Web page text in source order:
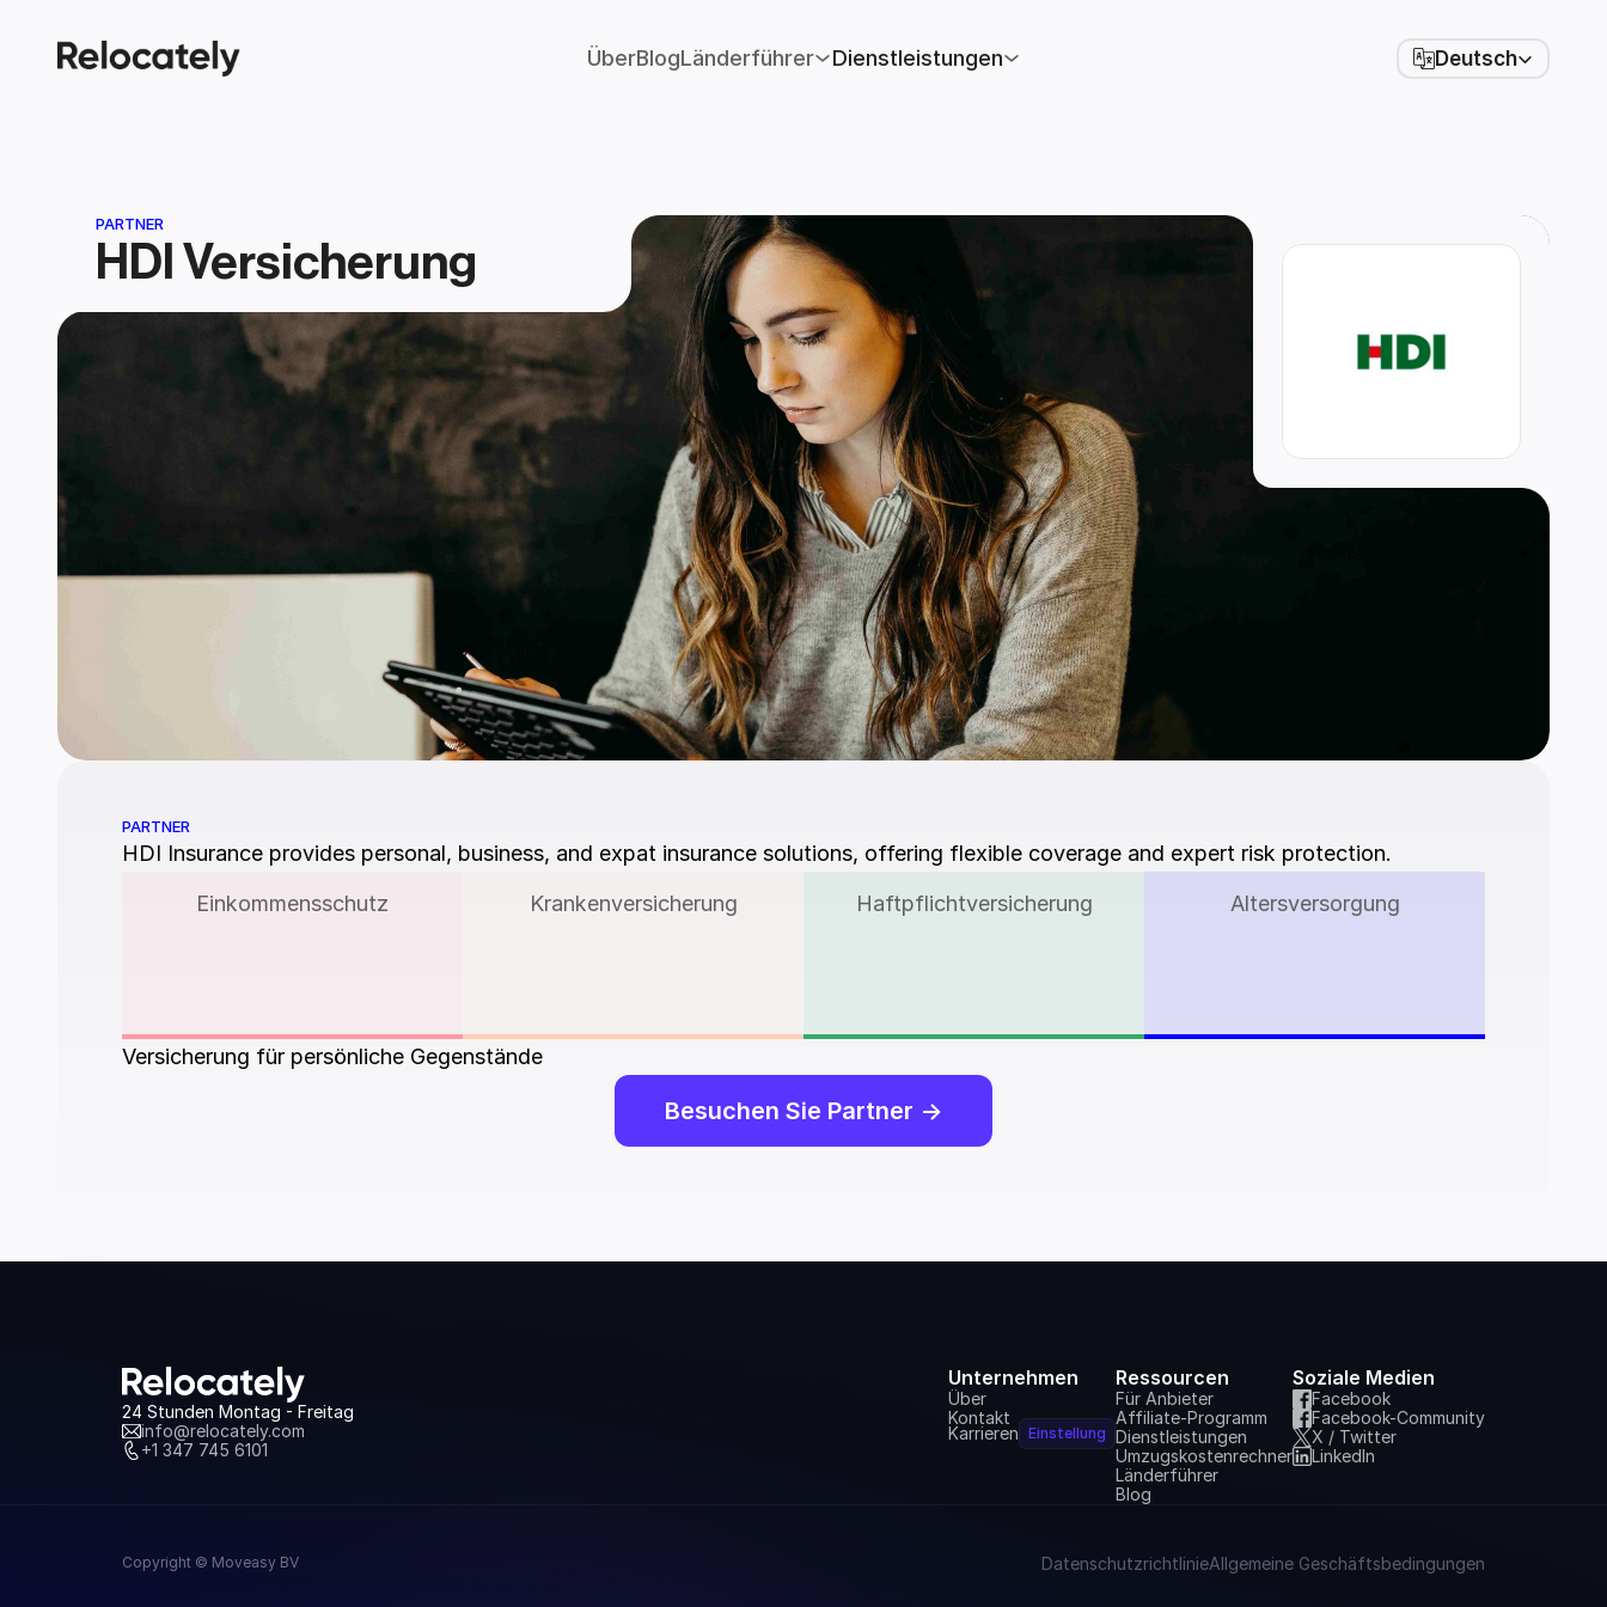
ÜberBlogLänderführer Dienstleistungen Select Language
Deutsch
PARTNER
HDI Versicherung
PARTNER
HDI Insurance provides personal, business, and expat insurance solutions, offering flexible coverage and expert risk protection.
Einkommensschutz
Krankenversicherung Haftpflichtversicherung Altersversorgung
Versicherung für persönliche Gegenstände
Besuchen Sie Partner ->
24 Stunden Montag - Freitag
info@relocately.com
+1 347 745 6101
Unternehmen
Über
Kontakt
Karrieren Einstellung
Ressourcen
Für Anbieter
Affiliate-Programm
Dienstleistungen
Umzugskostenrechner
Länderführer
Blog
Soziale Medien
Facebook
Facebook-Community
X / Twitter
LinkedIn
Copyright © Moveasy BV DatenschutzrichtlinieAllgemeine Geschäftsbedingungen